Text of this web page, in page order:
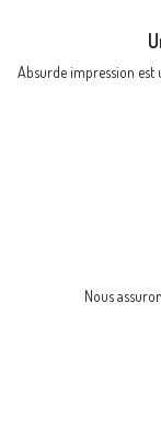
Absurde impression est
Nous